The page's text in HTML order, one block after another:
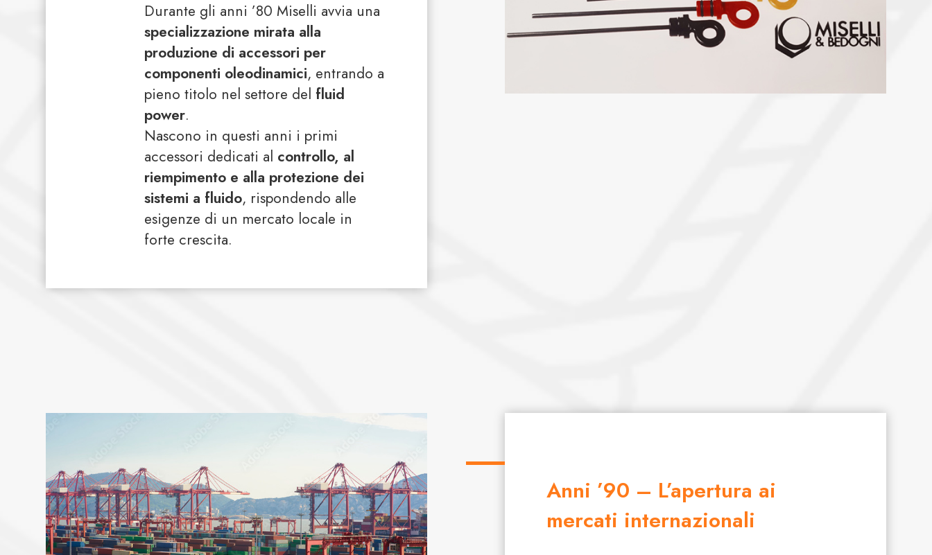
Durante gli anni ’80 Miselli avvia una
specializzazione mirata alla
produzione di accessori per
componenti oleodinamici, entrando a
pieno titolo nel settore delfluid
power.
Nascono in questi anni i primi
accessori dedicati al controllo, al
riempimento e alla protezione dei
sistemi a fluido, rispondendo alle
esigenze di un mercato locale in
forte crescita.
Anni ’90 – L’apertura ai
mercati internazionali